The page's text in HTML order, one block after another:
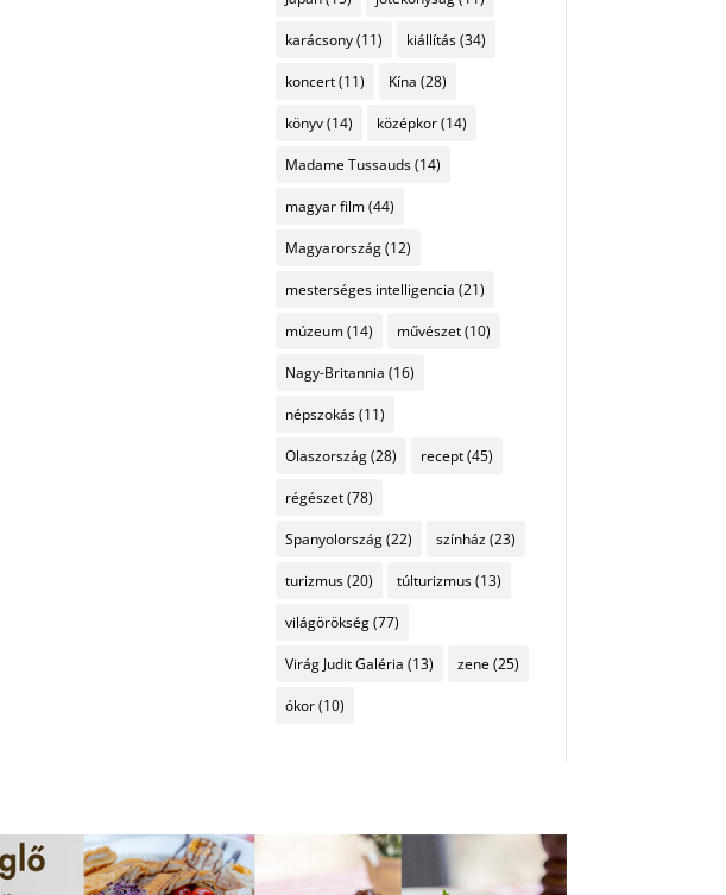
karácsony(11) kiállítás(34)
koncert(11) Kína (28)
könyv(14) középkor(14)
Madame Tussauds(14)
magyar film(44)
Magyarország(12)
mesterséges intelligencia (21)
múzeum(14) művészet(10)
Nagy-Britannia (16)
népszokás(11)
Olaszország(28) recept(45)
régészet(78)
Spanyolország(22) színház(23)
turizmus(20) túlturizmus(13)
világörökség(77)
Virág Judit Galéria (13) zene (25)
ókor(10)